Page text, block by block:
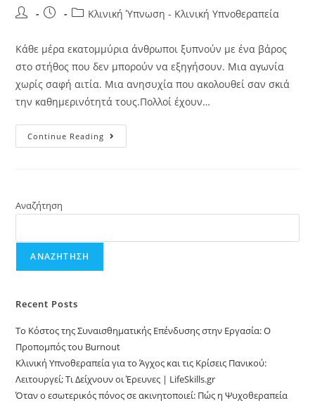
Κλινική Ύπνωση - Κλινική Υπνοθεραπεία
Κάθε μέρα εκατομμύρια άνθρωποι ξυπνούν με ένα βάρος
στο στήθος που δεν μπορούν να εξηγήσουν. Μια αγωνία
χωρίς σαφή αιτία. Μια ανησυχία που ακολουθεί σαν σκιά
την καθημερινότητά τους.Πολλοί έχουν…
Continue Reading
Αναζήτηση
ΑΝΑΖΉΤΗΣΗ
Recent Posts
Το Κόστος της Συναισθηματικής Επένδυσης στην Εργασία: Ο
Προπομπός του Burnout
Κλινική Υπνοθεραπεία για το Άγχος και τις Κρίσεις Πανικού:
Λειτουργεί; Τι Δείχνουν οι Έρευνες | LifeSkills.gr
Όταν ο εσωτερικός πόνος σε ακινητοποιεί: Πώς η Ψυχοθεραπεία